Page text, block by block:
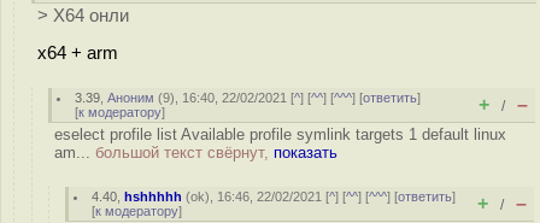
> X64 онли
x64 + arm
3.39 ,Аноним (9), 16:40, 22/02/2021 [^] [^^] [^^^] [ответить]
[к модератору] + / –
eselect profile list Available profile symlink targets 1 default linux
am... большой текст свёрнут, показать
4.40 ,hshhhhh (ok), 16:46, 22/02/2021 [^] [^^] [^^^] [ответить]
[к модератору] + / –